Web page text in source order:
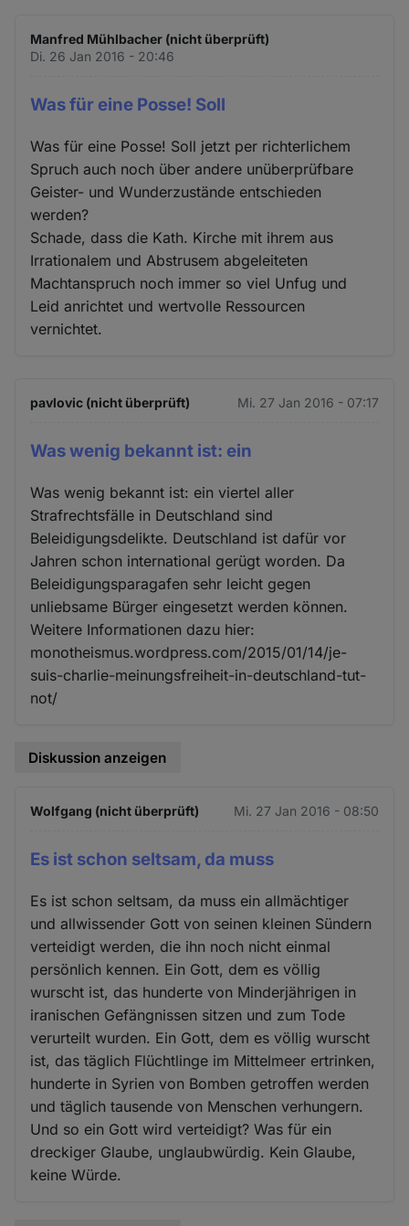
Manfred Mühlbacher (nicht überprüft)
Di. 26 Jan 2016 - 20:46
Was für eine Posse! Soll
Was für eine Posse! Soll jetzt per richterlichem
Spruch auch noch über andere unüberprüfbare
Geister- und Wunderzustände entschieden
werden?
Schade, dass die Kath. Kirche mit ihrem aus
Irrationalem und Abstrusem abgeleiteten
Machtanspruch noch immer so viel Unfug und
Leid anrichtet und wertvolle Ressourcen
vernichtet.
pavlovic (nicht überprüft) Mi. 27 Jan 2016 - 07:17
Was wenig bekannt ist: ein
Was wenig bekannt ist: ein viertel aller
Strafrechtsfälle in Deutschland sind
Beleidigungsdelikte. Deutschland ist dafür vor
Jahren schon international gerügt worden. Da
Beleidigungsparagafen sehr leicht gegen
unliebsame Bürger eingesetzt werden können.
Weitere Informationen dazu hier:
monotheismus.wordpress.com/2015/01/14/je-
suis-charlie-meinungsfreiheit-in-deutschland-tut-
not/
Diskussion anzeigen
Wolfgang (nicht überprüft) Mi. 27 Jan 2016 - 08:50
Es ist schon seltsam, da muss
Es ist schon seltsam, da muss ein allmächtiger
und allwissender Gott von seinen kleinen Sündern
verteidigt werden, die ihn noch nicht einmal
persönlich kennen. Ein Gott, dem es völlig
wurscht ist, das hunderte von Minderjährigen in
iranischen Gefängnissen sitzen und zum Tode
verurteilt wurden. Ein Gott, dem es völlig wurscht
ist, das täglich Flüchtlinge im Mittelmeer ertrinken,
hunderte in Syrien von Bomben getroffen werden
und täglich tausende von Menschen verhungern.
Und so ein Gott wird verteidigt? Was für ein
dreckiger Glaube, unglaubwürdig. Kein Glaube,
keine Würde.